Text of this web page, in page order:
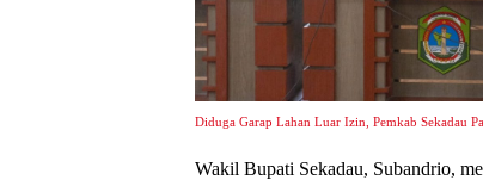
Diduga Garap Lahan Luar Izin, Pemkab Sekadau
Wakil Bupati Sekadau, Subandrio,